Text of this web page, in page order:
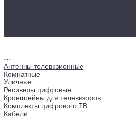
...
Антенны телевизионные
Комнатные
Уличные
Ресиверы цифровые
Кронштейны для телевизоров
Комплекты цифрового ТВ
Кабели